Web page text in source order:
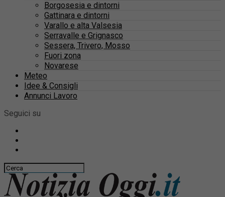
Borgosesia e dintorni
Gattinara e dintorni
Varallo e alta Valsesia
Serravalle e Grignasco
Sessera, Trivero, Mosso
Fuori zona
Novarese
Meteo
Idee & Consigli
Annunci Lavoro
Seguici su